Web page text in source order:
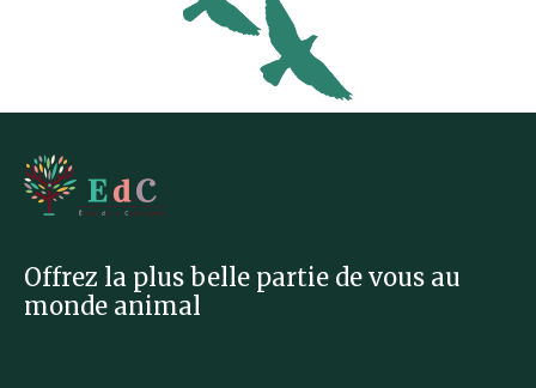
Offrez la plus belle partie de vous au
monde animal